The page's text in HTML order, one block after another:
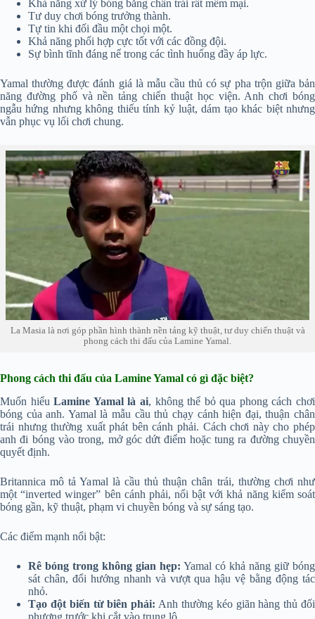
Khả năng xử lý bóng bằng chân trái rất mềm mại.
Tư duy chơi bóng trưởng thành.
Tự tin khi đối đầu một chọi một.
Khả năng phối hợp cực tốt với các đồng đội.
Sự bình tĩnh đáng nể trong các tình huống đầy áp lực.
Yamal thường được đánh giá là mẫu cầu thủ có sự pha trộn giữa bản
năng đường phố và nền tảng chiến thuật học viện. Anh chơi bóng
ngẫu hứng nhưng không thiếu tính kỷ luật, dám tạo khác biệt nhưng
vẫn phục vụ lối chơi chung.
La Masia là nơi góp phần hình thành nền tảng kỹ thuật, tư duy chiến thuật và
phong cách thi đấu của Lamine Yamal.
Phong cách thi đấu của Lamine Yamal có gì đặc biệt?
Muốn hiểuLamine Yamal là ai, không thể bỏ qua phong cách chơi
bóng của anh. Yamal là mẫu cầu thủ chạy cánh hiện đại, thuận chân
trái nhưng thường xuất phát bên cánh phải. Cách chơi này cho phép
anh đi bóng vào trong, mở góc dứt điểm hoặc tung ra đường chuyền
quyết định.
Britannica mô tả Yamal là cầu thủ thuận chân trái, thường chơi như
một “inverted winger” bên cánh phải, nổi bật với khả năng kiểm soát
bóng gần, kỹ thuật, phạm vi chuyền bóng và sự sáng tạo.
Các điểm mạnh nổi bật:
Rê bóng trong không gian hẹp: Yamal có khả năng giữ bóng
sát chân, đổi hướng nhanh và vượt qua hậu vệ bằng động tác
nhỏ.
Tạo đột biến từ biên phải: Anh thường kéo giãn hàng thủ đối